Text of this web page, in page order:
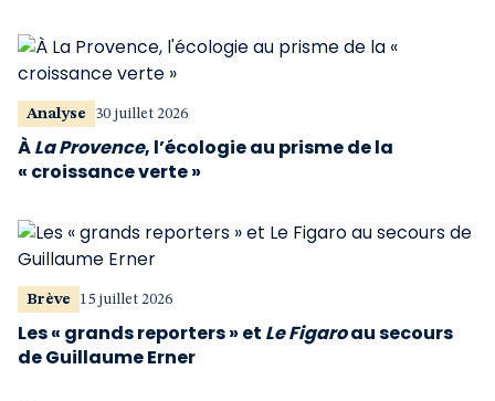
Analyse 30 juillet 2026
ÀLa Provence, l’écologie au prisme de la
« croissance verte »
Brève 15 juillet 2026
Les « grands reporters » et Le Figaroau secours
de Guillaume Erner